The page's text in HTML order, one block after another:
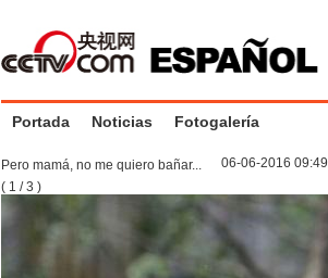
Portada Noticias Fotogalería
Pero mamá, no me quiero bañar...
( 1 /3 )
06-06-2016 09:49